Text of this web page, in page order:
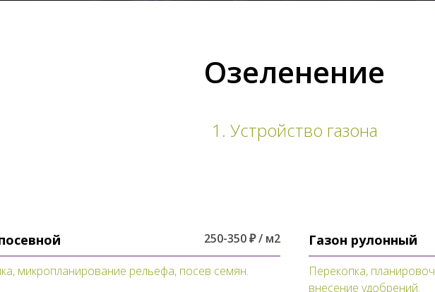
Озеленение
1. Устройство газона
250-350 ₽ / м2
микропланирование рельефа, посев семян.
Газон рулонный
Перекопка,
внесение удобрений.